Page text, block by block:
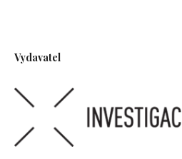
Vydavatel